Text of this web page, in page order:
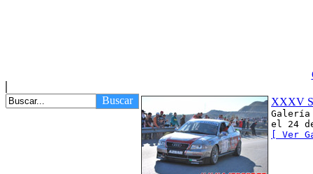
Buscar XXXV
Galería
el 24
[ Ver